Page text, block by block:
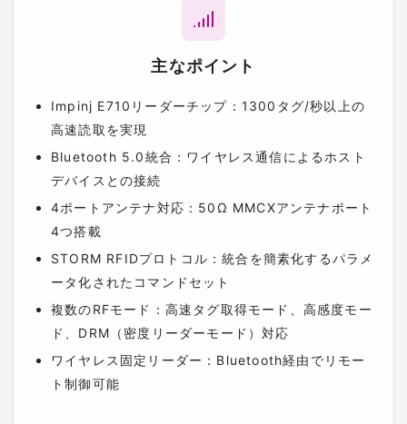
主なポイント
Impinj E710リーダーチップ：1300タグ/秒以上の
高速読取を実現
Bluetooth 5.0統合：ワイヤレス通信によるホスト
デバイスとの接続
4ポートアンテナ対応：50Ω MMCXアンテナポート
4つ搭載
STORM RFIDプロトコル：統合を簡素化するパラメ
ータ化されたコマンドセット
複数のRFモード：高速タグ取得モード、高感度モー
ド、DRM（密度リーダーモード）対応
ワイヤレス固定リーダー：Bluetooth経由でリモー
ト制御可能